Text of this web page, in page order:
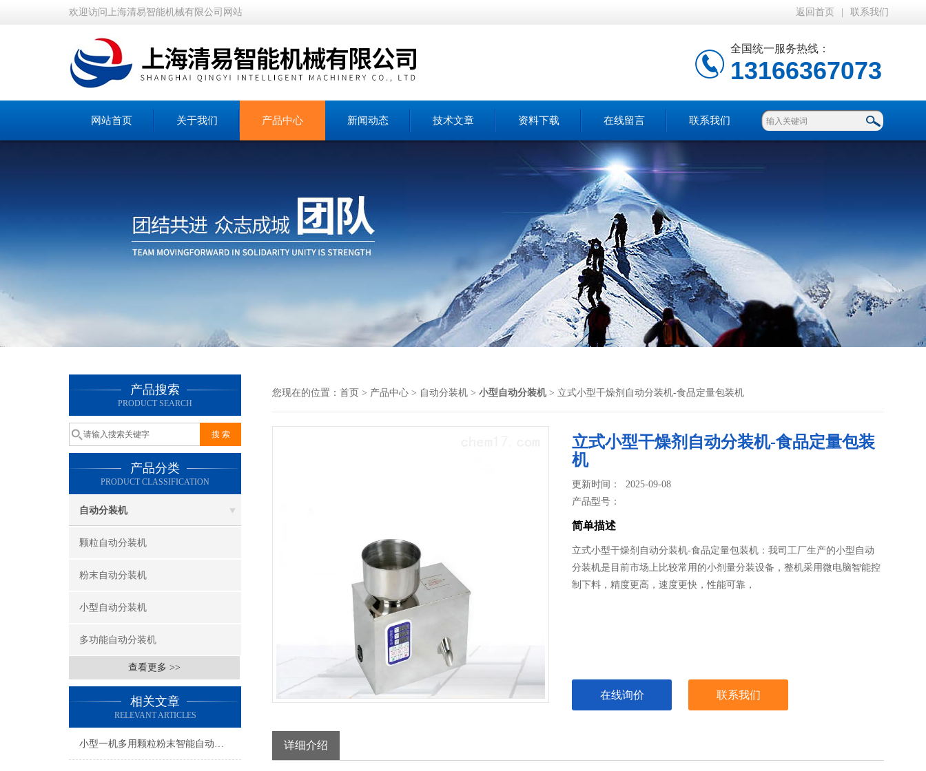
欢迎访问上海清易智能机械有限公司网站 返回首页 联系我们
全国统一服务热线：
13166367073
网站首页 关于我们 产品中心 新闻动态 技术文章 资料下载 在线留言 联系我们
产品搜索
PRODUCT SEARCH
产品分类
PRODUCT CLASSIFICATION
自动分装机
颗粒自动分装机
粉末自动分装机
小型自动分装机
多功能自动分装机
查看更多 >>
相关文章
RELEVANT ARTICLES
小型一机多用颗粒粉末智能自动分装机厂家
您现在的位置： 首页 > 产品中心 > 自动分装机 > 小型自动分装机> 立式小型干燥剂自动分装机-食品定量包装机
立式小型干燥剂自动分装机-食品定量包装
机
更新时间： 2025-09-08
产品型号：
简单描述
立式小型干燥剂自动分装机-食品定量包装机：我司工厂生产的小型自动
分装机是目前市场上比较常用的小剂量分装设备，整机采用微电脑智能控
制下料，精度更高，速度更快，性能可靠，
在线询价 联系我们
详细介绍